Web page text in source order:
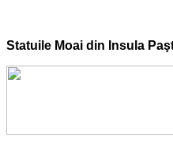
Statuile Moai din Insula